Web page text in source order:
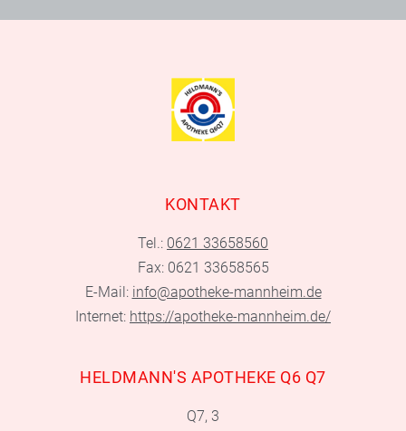
KONTAKT
Tel.: 0621 33658560
Fax: 0621 33658565
E-Mail: info@apotheke-mannheim.de
Internet: https://apotheke-mannheim.de/
HELDMANN'S APOTHEKE Q6 Q7
Q7, 3